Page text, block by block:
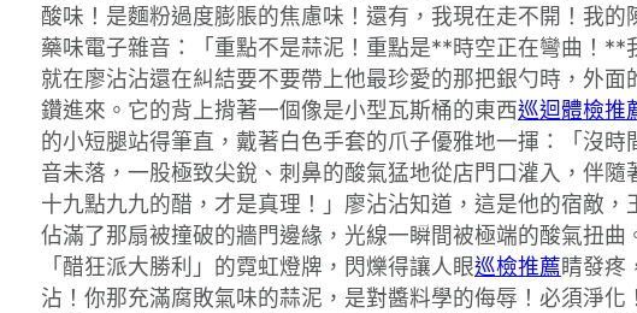
酸味！是麵粉過度膨脹的焦慮味！還有，我現在走不開！我
藥味電子雜音：「重點不是蒜泥！重點是**時空正在彎曲！
就在廖沾沾還在糾結要不要帶上他最珍愛的那把銀勺時，外
鑽進來。它的背上揹著一個像是小型瓦斯桶的東西巡迴體檢推
的小短腿站得筆直，戴著白色手套的爪子優雅地一揮：「沒
音未落，一股極致尖銳、刺鼻的酸氣猛地從店門口灌入，伴
十九點九九的醋，才是真理！」廖沾沾知道，這是他的宿敵
佔滿了那扇被撞破的牆門邊緣，光線一瞬間被極端的酸氣扭
「醋狂派大勝利」的霓虹燈牌，閃爍得讓人眼巡檢推薦睛發疼
沾！你那充滿腐敗氣味的蒜泥，是對醬料學的侮辱！必須淨